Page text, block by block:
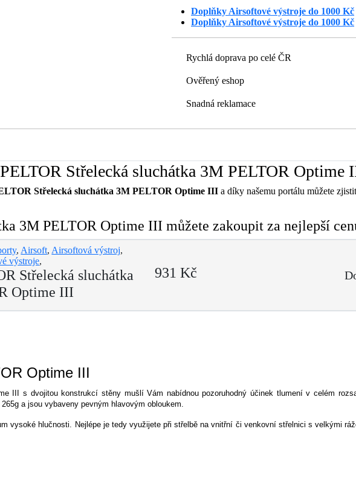
Doplňky Airsoftové výstroje do 1000 Kč
Doplňky Airsoftové výstroje do 1000 Kč
Rychlá doprava po celé ČR
Ověřený eshop
Snadná reklamace
Střelecká sluchátka 3M PELTOR Optime
Střelecká sluchátka 3M PELTOR Optime III a díky našemu portálu můžete
3M PELTOR Optime III můžete zakoupit za nejlepší
, Airsoft, Airsoftová výstroj,
výstroje,
Střelecká sluchátka
Optime III
931 Kč
Optime III
III s dvojitou konstrukcí stěny mušlí Vám nabídnou pozoruhodný účinek tlumení v celém
a jsou vybaveny pevným hlavovým obloukem.
vysoké hlučnosti. Nejlépe je tedy využijete při střelbě na vnitřní či venkovní střelnici s velkými